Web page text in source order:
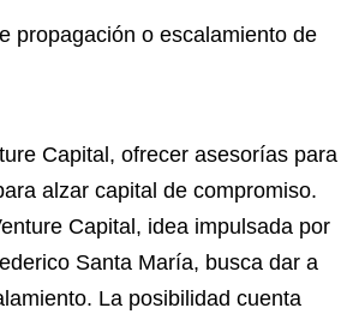
propagación o escalamiento de
Capital, ofrecer asesorías para
alzar capital de compromiso.
Capital, idea impulsada por
Santa María, busca dar a
La posibilidad cuenta